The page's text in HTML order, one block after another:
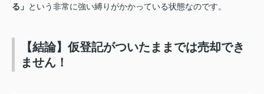
る」 という非常に強い縛りがかかっている状態なのです。
【結論】仮登記がついたままでは売却でき
ません！